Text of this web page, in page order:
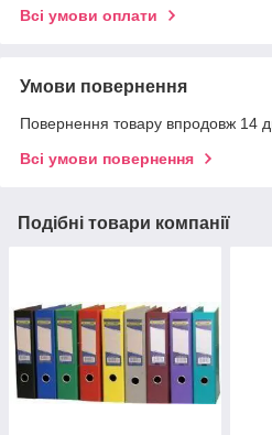
Всі умови оплати
Умови повернення
Повернення товару впродовж 14
Всі умови повернення
Подібні товари компанії